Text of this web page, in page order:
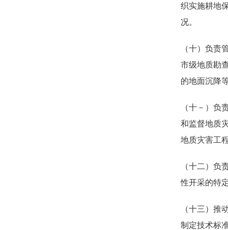
织实施耕地
况。
（十）负责
市级地质勘
的地面沉降
（十－）负
和监督地质
地质灾害工
（十二）负
性开采的特
（十三）推
制定技术标